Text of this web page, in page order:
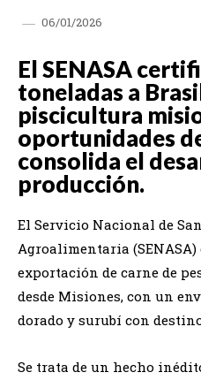
06/01/2026
El SENASA
toneladas a
piscicultura
oportunidades
consolida el
producción.
El Servicio Nacional de
Agroalimentaria
exportación de carne de
desde Misiones, con un
dorado y surubí con
Se trata de un hecho